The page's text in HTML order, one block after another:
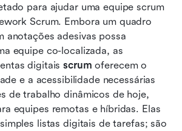
para ajudar uma equipe scrum
Scrum. Embora um quadro
anotações adesivas possa
equipe co-localizada, as
digitais scrum oferecem o
e a acessibilidade necessárias
de trabalho dinâmicos de hoje,
equipes remotas e híbridas. Elas
listas digitais de tarefas; são